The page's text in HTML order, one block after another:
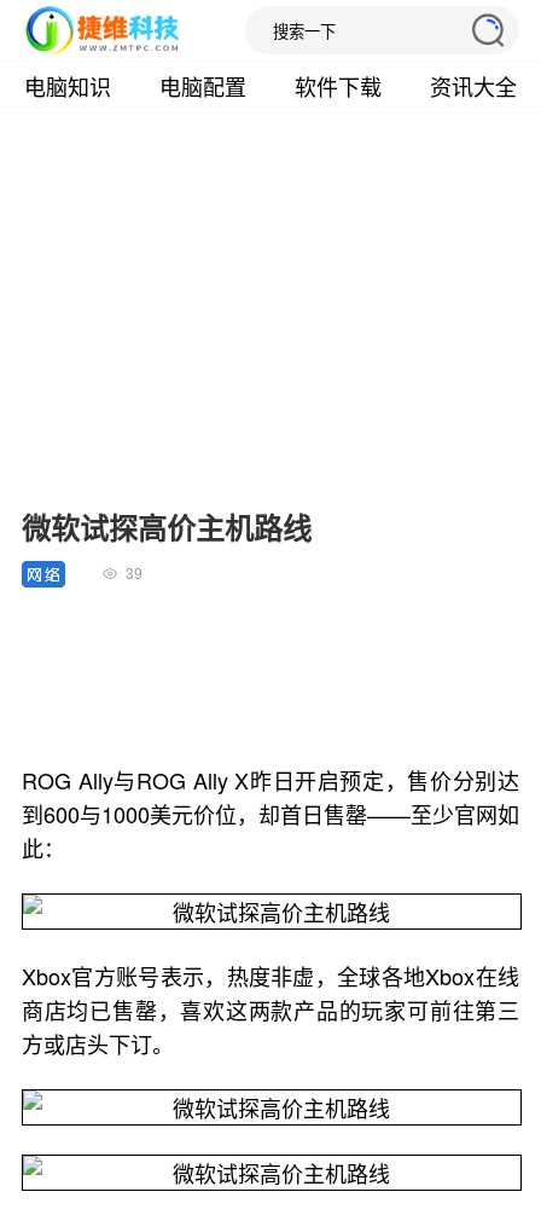
电脑知识 电脑配置 软件下载 资讯大全
微软试探高价主机路线
39
ROG Ally与ROG Ally X昨日开启预定，售价分别达
到600与1000美元价位，却首日售罄——至少官网如
此：
Xbox官方账号表示，热度非虚，全球各地Xbox在线
商店均已售罄，喜欢这两款产品的玩家可前往第三
方或店头下订。